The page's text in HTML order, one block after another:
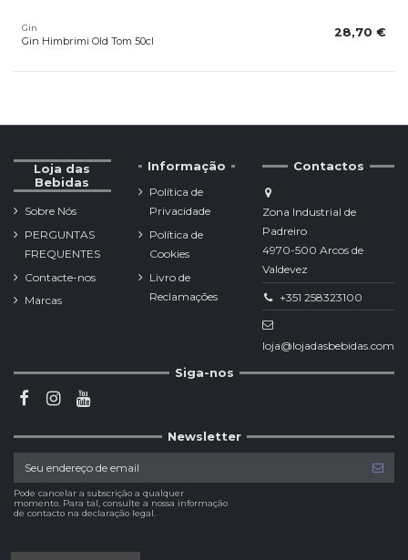
Gin
Gin Himbrimi Old Tom 50cl
28,70 €
Loja das
Bebidas
Sobre Nós
PERGUNTAS
FREQUENTES
Contacte-nos
Marcas
Informação
Política de
Privacidade
Política de
Cookies
Livro de
Reclamações
Contactos
Zona Industrial de
Padreiro
4970-500 Arcos de
Valdevez
+351 258323100
loja@lojadasbebidas.com
Siga-nos
Newsletter
Pode cancelar a subscrição a qualquer
momento. Para tal, consulte a nossa informação
de contacto na declaração legal.